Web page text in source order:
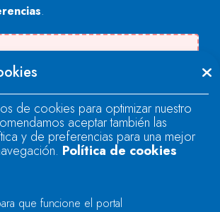
.
un error al cargar el campo
un error al cargar el campo
de cookies para optimizar nuestro
aceptar también las
y de preferencias para una mejor
Política de cookies
que funcione el portal